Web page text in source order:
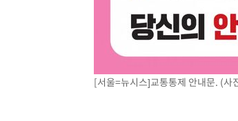
[서울=뉴시스]교통통제 안내문. (